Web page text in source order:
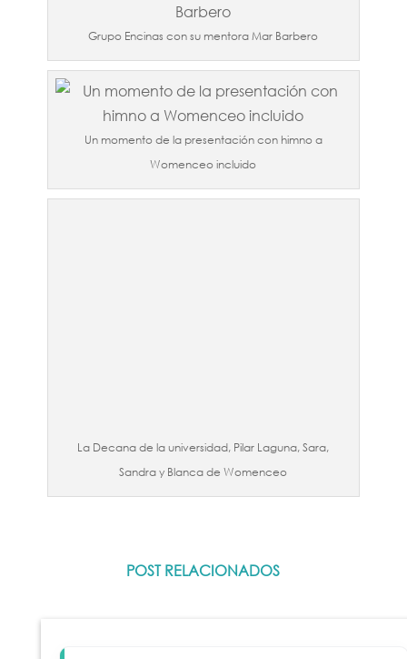
Grupo Encinas con su mentora Mar Barbero
Un momento de la presentación con himno a
Womenceo incluido
La Decana de la universidad, Pilar Laguna, Sara,
Sandra y Blanca de Womenceo
POST RELACIONADOS